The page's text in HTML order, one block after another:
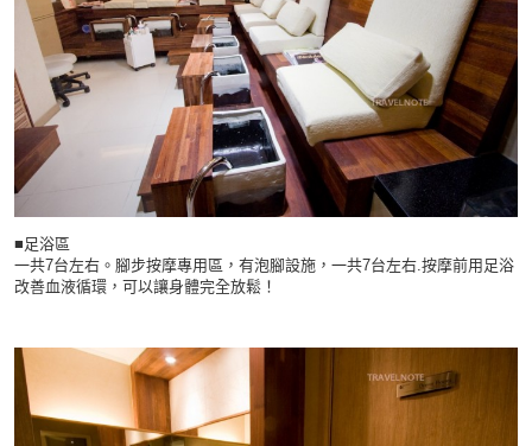
■足浴區
一共7台左右。腳步按摩專用區，有泡腳設施，一共7台左右.按摩前用足浴
改善血液循環，可以讓身體完全放鬆！